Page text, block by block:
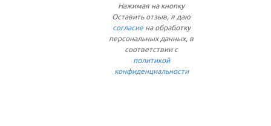
Нажимая на кнопку
Оставить отзыв, я даю
согласиена обработку
персональных данных, в
соответствии с
политикой
конфиденциальности